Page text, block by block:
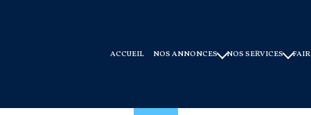
ACCUEIL NOS ANNONCES NOS SERVICES